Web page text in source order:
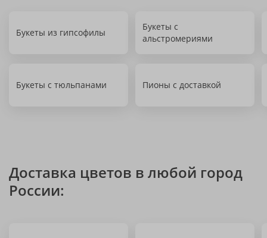
Букеты из гипсофилы
Букеты с
альстромериями
Букеты с тюльпанами Пионы с доставкой
Доставка цветов в любой город
России: